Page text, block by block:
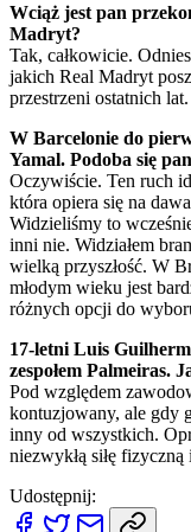
Wciąż jest pan
Madryt?
Tak, całkowicie.
jakich Real Madryt
przestrzeni ostatnich lat.
W Barcelonie do
Yamal. Podoba się
Oczywiście. Ten ruch
która opiera się na
Widzieliśmy to
inni nie. Widziałem
wielką przyszłość. W
młodym wieku jest
różnych opcji do
17-letni Luis
zespołem Palmeiras.
Pod względem
kontuzjowany, ale gdy
inny od wszystkich.
niezwykłą siłę fizyczną
Udostępnij: